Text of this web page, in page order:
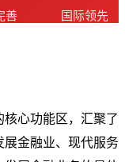
善 国际领先
心功能区，汇聚了
展金融业、现代服务